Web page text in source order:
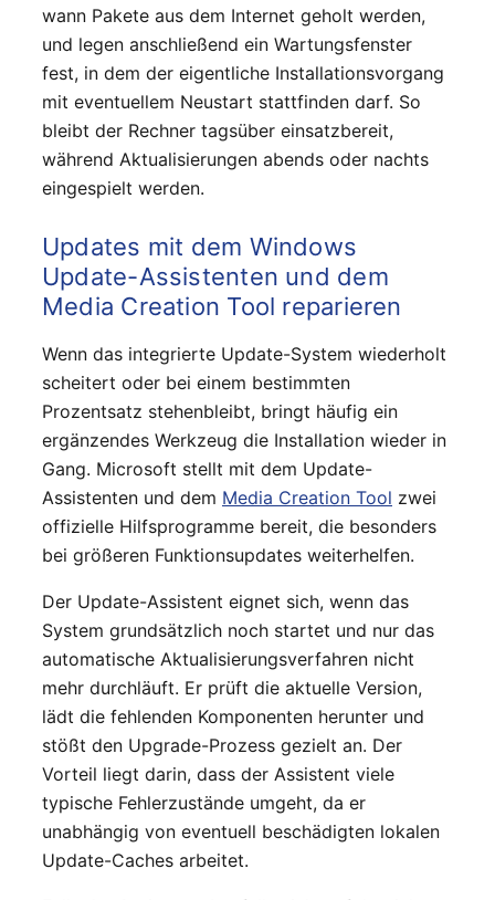
wann Pakete aus dem Internet geholt werden,
und legen anschließend ein Wartungsfenster
fest, in dem der eigentliche Installationsvorgang
mit eventuellem Neustart stattfinden darf. So
bleibt der Rechner tagsüber einsatzbereit,
während Aktualisierungen abends oder nachts
eingespielt werden.
Updates mit dem Windows
Update-Assistenten und dem
Media Creation Tool reparieren
Wenn das integrierte Update-System wiederholt
scheitert oder bei einem bestimmten
Prozentsatz stehenbleibt, bringt häufig ein
ergänzendes Werkzeug die Installation wieder in
Gang. Microsoft stellt mit dem Update-
Assistenten und dem Media Creation Tool zwei
offizielle Hilfsprogramme bereit, die besonders
bei größeren Funktionsupdates weiterhelfen.
Der Update-Assistent eignet sich, wenn das
System grundsätzlich noch startet und nur das
automatische Aktualisierungsverfahren nicht
mehr durchläuft. Er prüft die aktuelle Version,
lädt die fehlenden Komponenten herunter und
stößt den Upgrade-Prozess gezielt an. Der
Vorteil liegt darin, dass der Assistent viele
typische Fehlerzustände umgeht, da er
unabhängig von eventuell beschädigten lokalen
Update-Caches arbeitet.